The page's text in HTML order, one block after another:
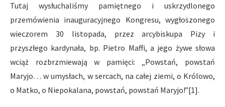
Tutaj wysłuchaliśmy pamiętnego i uskrzydlonego
przemówienia inauguracyjnego Kongresu, wygłoszonego
wieczorem 30 listopada, przez arcybiskupa Pizy i
przyszłego kardynała, bp. Pietro Maffi, a jego żywe słowa
wciąż rozbrzmiewają w pamięci: „Powstań, powstań
Maryjo… w umysłach, w sercach, na całej ziemi, o Królowo,
o Matko, o Niepokalana, powstań, powstań Maryjo!”[1].